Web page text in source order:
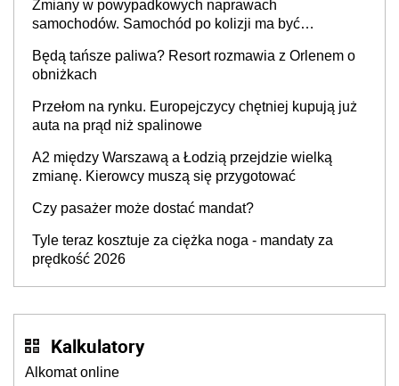
Zmiany w powypadkowych naprawach
samochodów. Samochód po kolizji ma być
producenta
Będą tańsze paliwa? Resort rozmawia z Orlenem o
obniżkach
Przełom na rynku. Europejczycy chętniej kupują już
auta na prąd niż spalinowe
A2 między Warszawą a Łodzią przejdzie wielką
zmianę. Kierowcy muszą się przygotować
Czy pasażer może dostać mandat?
Tyle teraz kosztuje za ciężka noga - mandaty za
prędkość 2026
Kalkulatory
Alkomat online